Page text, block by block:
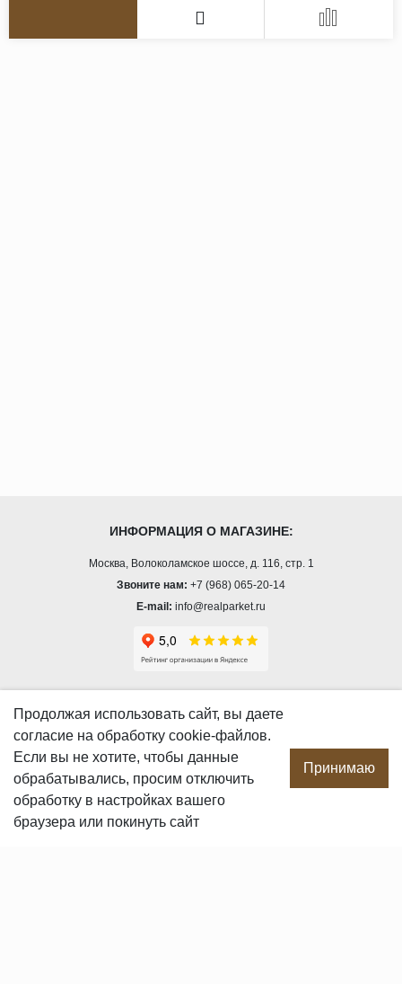
ИНФОРМАЦИЯ О МАГАЗИНЕ:
Москва, Волоколамское шоссе, д. 116, стр. 1
Звоните нам: +7 (968) 065-20-14
E-mail: info@realparket.ru
О компании
Производство
Сотрудничество
Сертификаты продукции
Вакансии
Продолжая использовать сайт, вы даете
согласие на обработку cookie-файлов.
Если вы не хотите, чтобы данные
обрабатывались, просим отключить
обработку в настройках вашего
браузера или покинуть сайт
Принимаю